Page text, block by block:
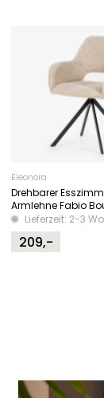
Eleonora
Drehbarer
Armlehne Fabio
Lieferzeit: 2-3
209,-